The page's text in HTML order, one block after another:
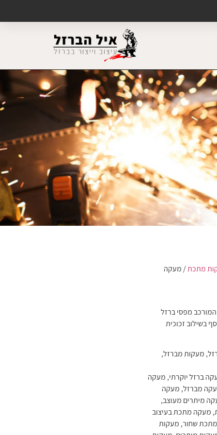
מתכת/ מעקה
מפסי ברזל
בשילוב זכוכית
, מעקות מברזל,
ברזל יוקרתי, מעקה
מברזל, מעקה
מיתרים מעוצב,
, מעקה מתכת בעיצוב
שחור, מעקות